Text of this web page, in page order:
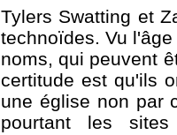
Tylers Swatting et
technoïdes. Vu
noms, qui peuvent
certitude est qu'ils
une église non par
pourtant les